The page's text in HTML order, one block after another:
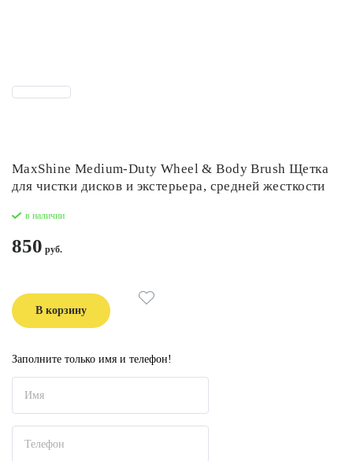
MaxShine Medium-Duty Wheel & Body Brush Щетка
для чистки дисков и экстерьера, средней жесткости
в наличии
850
В корзину
Заполните только имя и телефон!